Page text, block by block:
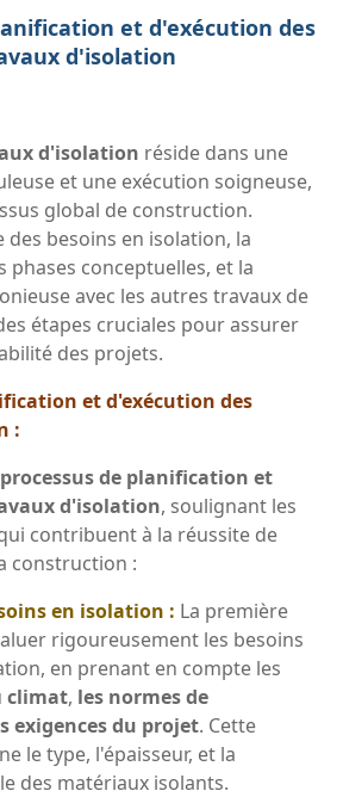
et d'exécution des
d'isolation
d'isolation réside dans une
et une exécution soigneuse,
global de construction.
des besoins en isolation, la
phases conceptuelles, et la
avec les autres travaux de
étapes cruciales pour assurer
des projets.
et d'exécution des
:
de planification et
d'isolation, soulignant les
contribuent à la réussite de
construction :
en isolation : La première
rigoureusement les besoins
en prenant en compte les
climat, les normes de
exigences du projet. Cette
le type, l'épaisseur, et la
des matériaux isolants.